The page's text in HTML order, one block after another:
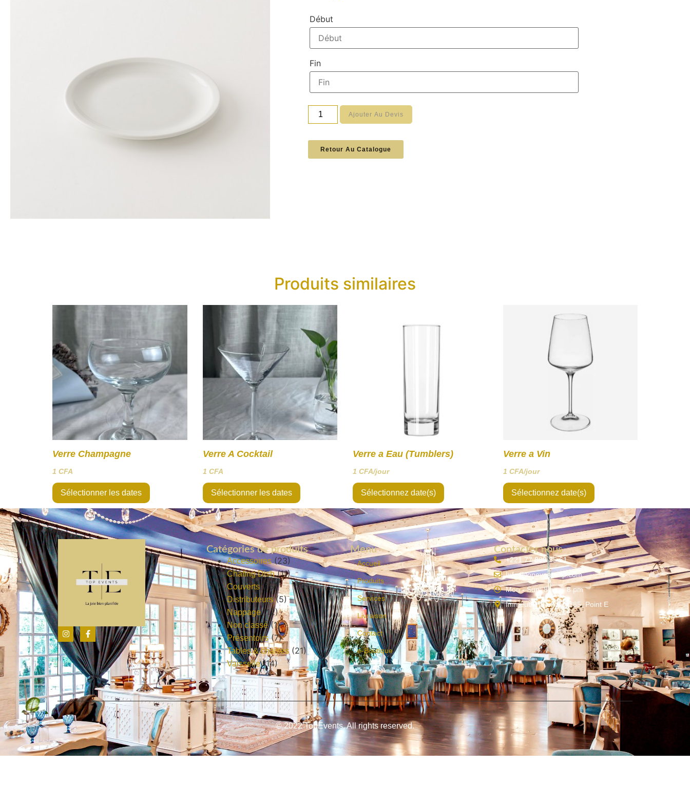
Début
Fin
Ajouter Au Devis
Retour Au Catalogue
Produits similaires
Verre Champagne
1 CFA
Sélectionner les dates
Verre A Cocktail
1 CFA
Sélectionner les dates
Verre a Eau (Tumblers)
1 CFA/jour
Sélectionnez date(s)
Verre a Vin
1 CFA/jour
Sélectionnez date(s)
Catégories de produits
Accessoires (23)
Chafing Dish (11)
Couverts (15)
Distributeurs (5)
Nappage (12)
Non classé (1)
Présentoirs (7)
Tables & chaises (21)
Vaisselle (14)
Menu
Accueil
Produits
Services
Livraison
Contact
e-Boutique
Contacter nous
+221 77 809 35 61
Info@topeventsvip.com
Mon - Sun: 8 am - 8 pm
Immeuble Famza 4285, Point E
© 2022 TopEvents, All rights reserved.